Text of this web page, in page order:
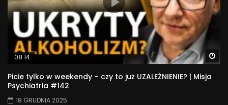
08:14
Picie tylko w weekendy – czy to już UZALEŻNIENIE? | Misja
Psychiatria #142
18 GRUDNIA 2025